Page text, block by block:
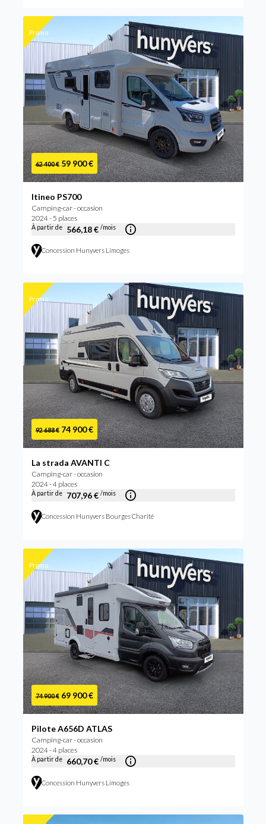
Promo
62 400 € 59 900 €
Itineo PS700
Camping-car - occasion
2024 - 5 places
À partir de 566,18 € /mois
Concession Hunyvers Limoges
Promo
92 688 € 74 900 €
La strada AVANTI C
Camping-car - occasion
2024 - 4 places
À partir de 707,96 € /mois
Concession Hunyvers Bourges Charité
Promo
74 900 € 69 900 €
Pilote A656D ATLAS
Camping-car - occasion
2024 - 4 places
À partir de 660,70 € /mois
Concession Hunyvers Limoges